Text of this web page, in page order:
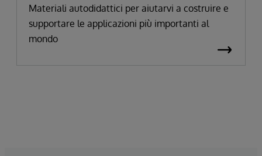
Materiali autodidattici per aiutarvi a costruire e
supportare le applicazioni più importanti al
mondo